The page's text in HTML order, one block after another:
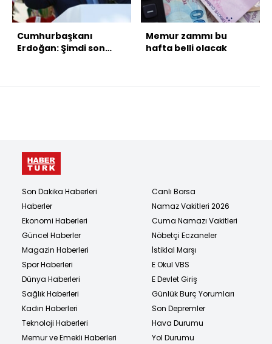
Cumhurbaşkanı
Erdoğan: Şimdi son
Memur zammı bu
hafta belli olacak
Son Dakika Haberleri
Haberler
Ekonomi Haberleri
Güncel Haberler
Magazin Haberleri
Spor Haberleri
Dünya Haberleri
Sağlık Haberleri
Kadın Haberleri
Teknoloji Haberleri
Memur ve Emekli Haberleri
Canlı Borsa
Namaz Vakitleri 2026
Cuma Namazı Vakitleri
Nöbetçi Eczaneler
İstiklal Marşı
E Okul VBS
E Devlet Giriş
Günlük Burç Yorumları
Son Depremler
Hava Durumu
Yol Durumu